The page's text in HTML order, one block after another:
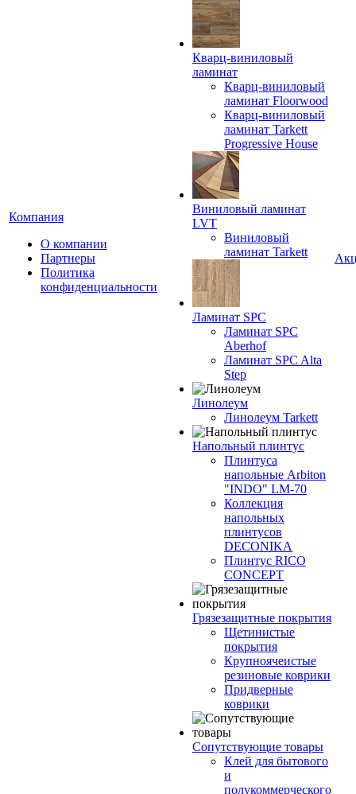
Компания
О компании
Партнеры
Политика
конфиденциальности
Кварц-виниловый
ламинат
Кварц-виниловый
ламинат Floorwood
Кварц-виниловый
ламинат Tarkett
Progressive House
Виниловый ламинат
LVT
Виниловый
ламинат Tarkett
Ламинат SPC
Ламинат SPC
Aberhof
Ламинат SPC Alta
Step
Линолеум
Линолеум Tarkett
Напольный плинтус
Плинтуса
напольные Arbiton
"INDO" LM-70
Коллекция
напольных
плинтусов
DECONIKA
Плинтус RICO
CONCEPT
Грязезащитные покрытия
Щетинистые
покрытия
Крупноячеистые
резиновые коврики
Придверные
коврики
Сопутствующие товары
Клей для бытового
и
полукоммерческого